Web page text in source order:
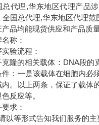
总代理,华东地区代理产品
全国总代理,华东地区代理范
产品均能现货供应和产品质
名称：
验流程：
克隆的相关载体：DNA段的
件：一是该载体在细胞内必
内。以上两条，保证了载体
反应等。
要求：
以等形式告知我们服务的主